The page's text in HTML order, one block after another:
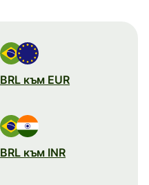
BRL към EUR
BRL към INR